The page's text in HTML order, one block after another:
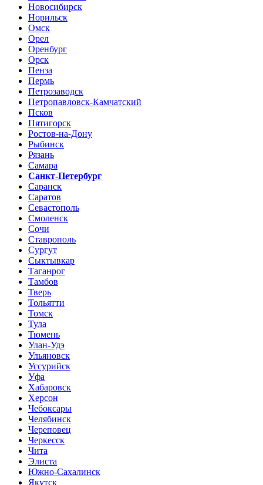
Новосибирск
Норильск
Омск
Орел
Оренбург
Орск
Пенза
Пермь
Петрозаводск
Петропавловск-Камчатский
Псков
Пятигорск
Ростов-на-Дону
Рыбинск
Рязань
Самара
Санкт-Петербург
Саранск
Саратов
Севастополь
Смоленск
Сочи
Ставрополь
Сургут
Сыктывкар
Таганрог
Тамбов
Тверь
Тольятти
Томск
Тула
Тюмень
Улан-Удэ
Ульяновск
Уссурийск
Уфа
Хабаровск
Херсон
Чебоксары
Челябинск
Череповец
Черкесск
Чита
Элиста
Южно-Сахалинск
Якутск